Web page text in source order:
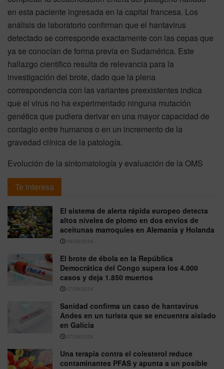
en esta paciente ingresada en la capital francesa. Los
análisis de laboratorio confirman que el hantavirus
detectado se corresponde exactamente con las cepas que
ya se conocían de forma previa en Sudamérica. Este
hallazgo científico resulta de relevancia para la
investigación del brote, dado que la plena
correspondencia con las variantes preexistentes indica
que el virus no ha experimentado ninguna mutación
genética que pudiera derivar en una mayor capacidad de
contagio entre humanos o en un incremento de la
gravedad clínica de la patología.
Evolución de la sintomatología y evaluación de la OMS
Te interesa
El sistema de alerta rápida europeo detecta
altos niveles de plomo en dos envíos de
aceitunas marroquíes en Alemania y Holanda
08/08/2026
El brote de ébola en la República
Democrática del Congo supera los 4.000
casos y deja 1.850 muertos
07/08/2026
Sanidad confirma un caso de hantavirus
Andes en un turista que se encuentra aislado
en Galicia
07/08/2026
Una terapia contra el colesterol reduce
contaminantes PFAS y apunta a un posible